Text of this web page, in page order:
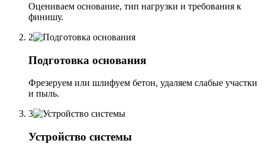
Оцениваем основание, тип нагрузки и требования к
финишу.
2
Подготовка основания
Фрезеруем или шлифуем бетон, удаляем слабые участки
и пыль.
3
Устройство системы